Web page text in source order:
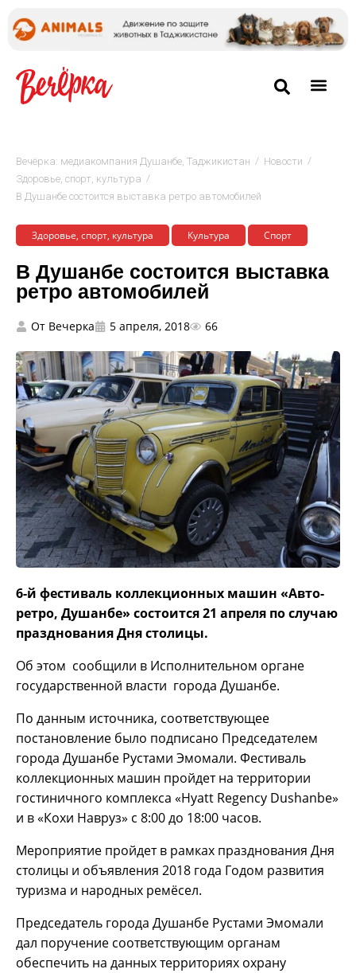
Вечёрка: медиакомпания Душанбе, Таджикистан / Новости /
Здоровье, спорт, культура /
В Душанбе состоится выставка ретро автомобилей
Здоровье, спорт, культура Культура Спорт
В Душанбе состоится выставка
ретро автомобилей
От Вечерка 5 апреля, 2018 66
6-й фестиваль коллекционных машин «Авто-
ретро, Душанбе» состоится 21 апреля по случаю
празднования Дня столицы.
Об этом сообщили в Исполнительном органе
государственной власти города Душанбе.
По данным источника, соответствующее
постановление было подписано Председателем
города Душанбе Рустами Эмомали. Фестиваль
коллекционных машин пройдет на территории
гостиничного комплекса «Hyatt Regency Dushanbe»
и в «Кохи Навруз» с 8:00 до 18:00 часов.
Мероприятие пройдет в рамках празднования Дня
столицы и объявления 2018 года Годом развития
туризма и народных ремёсел.
Председатель города Душанбе Рустами Эмомали
дал поручение соответствующим органам
обеспечить на данных территориях охрану